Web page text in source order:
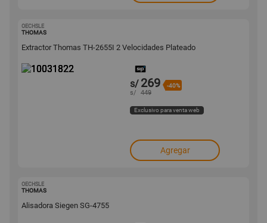
OECHSLE
THOMAS
Extractor Thomas TH-2655I 2 Velocidades Plateado
s/ 269 -40%
s/ 449
Exclusivo para venta web
Agregar
OECHSLE
THOMAS
Alisadora Siegen SG-4755